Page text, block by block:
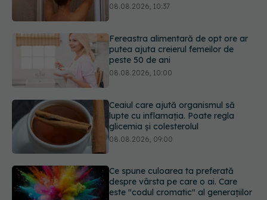
08.08.2026, 10:00
Ceaiul care ajută organismul să
lupte cu inflamația. Poate regla
glicemia și colesterolul
08.08.2026, 09:00
Ce spune culoarea ta preferată
despre vârsta pe care o ai. Care
este "codul cromatic" al generațiilor
07.08.2026, 21:29
Analiza de sânge AST (SGOT): ce
înseamnă rezultatele și când sunt un
semnal de alarmă